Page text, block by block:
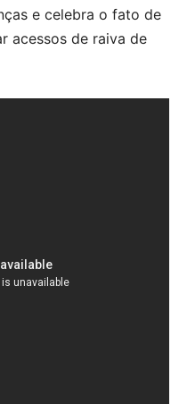
e celebra o fato de
acessos de raiva de